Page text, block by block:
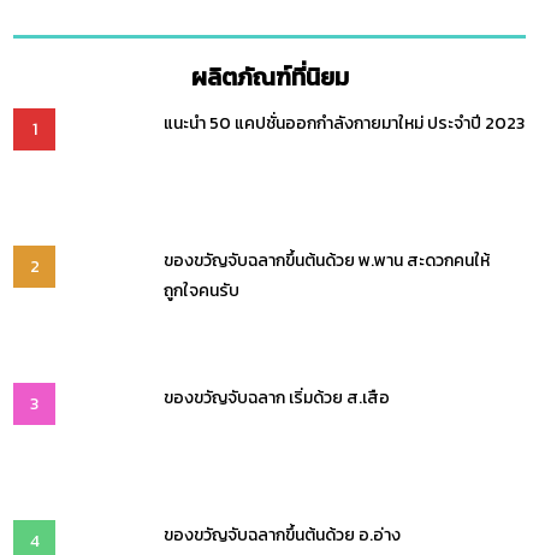
ผลิตภัณฑ์ที่นิยม
1 แนะนำ 50 แคปชั่นออกกำลังกายมาใหม่ ประจำปี 2023
2
ของขวัญจับฉลากขึ้นต้นด้วย พ.พาน สะดวกคนให้
ถูกใจคนรับ
3 ของขวัญจับฉลาก เริ่มด้วย ส.เสือ
4 ของขวัญจับฉลากขึ้นต้นด้วย อ.อ่าง